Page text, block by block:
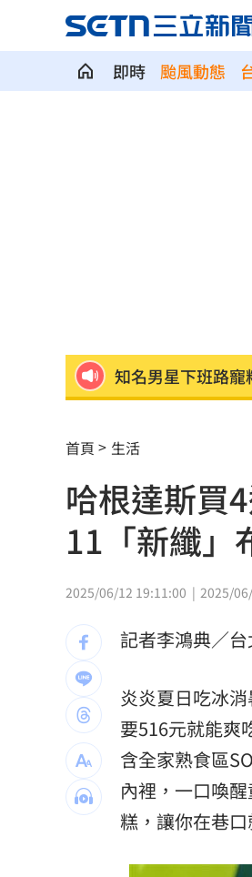
即時 颱風動態
左轉、直行「車頭
永慶涉洩漏個資3
品牌如何用
上海抽驗嫁接睫
鴻海最強單月營
中國祭出入境新
指追星沒邊界！
獨／全台最大鍍
PO柯文哲慶生照
全網最醜邊牧被
金門縣民卡全面
首頁 生活
哈根達斯買
11「新纖」
2025/06/12 19:11:00 2025/
記者李鴻典／
炎炎夏日吃冰
要516元就能爽
含全家熟食區
內裡，一口喚
糕，讓你在巷